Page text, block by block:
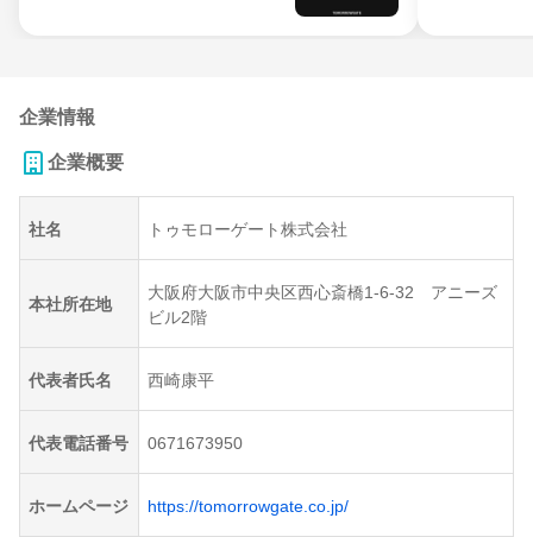
企業情報
企業概要
社名 トゥモローゲート株式会社
本社所在地
大阪府大阪市中央区西心斎橋1-6-32 アニーズ
ビル2階
代表者氏名 西崎康平
代表電話番号 0671673950
ホームページ https://tomorrowgate.co.jp/